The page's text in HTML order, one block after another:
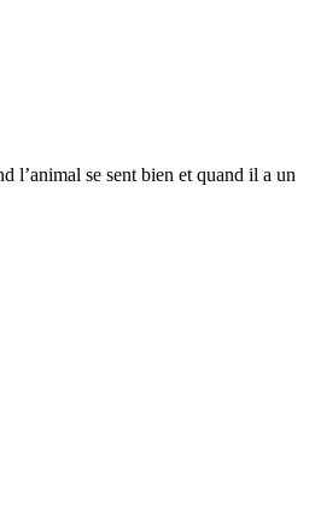
l’animal se sent bien et quand il a un